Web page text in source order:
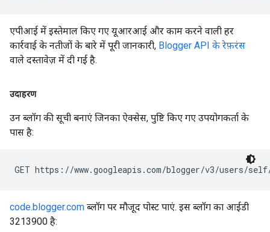
एपीआई में इस्तेमाल किए गए यूआरआई और काम करने वाली हर
कार्रवाई के नतीजों के बारे में पूरी जानकारी, Blogger API के रेफ़रंस
वाले दस्तावेज़ में दी गई है.
उदाहरण
उन ब्लॉग की सूची बनाएं जिनका ऐक्सेस, पुष्टि किए गए उपयोगकर्ता के
पास है:
GET https://www.googleapis.com/blogger/v3/users/
code.blogger.com ब्लॉग पर मौजूद पोस्ट पाएं. इस ब्लॉग का आईडी
3213900 है: